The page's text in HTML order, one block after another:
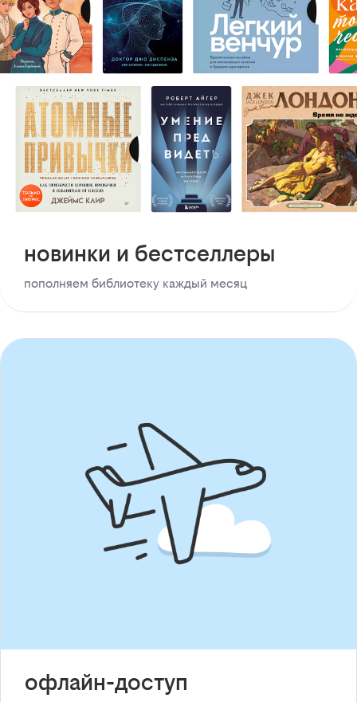
новинки и бестселлеры
пополняем библиотеку каждый месяц
офлайн-доступ